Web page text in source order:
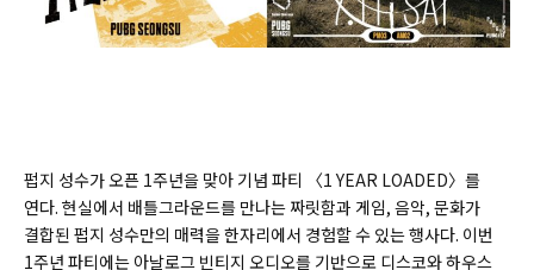
펍지 성수가 오픈 1주년을 맞아 기념 파티 〈1 YEAR LOADED〉를
연다. 현실에서 배틀그라운드를 만나는 짜릿함과 게임, 음악, 문화가
결합된 펍지 성수만의 매력을 한자리에서 경험할 수 있는 행사다. 이번
1주년 파티에는 아날로그 빈티지 오디오를 기반으로 디스코와 하우스